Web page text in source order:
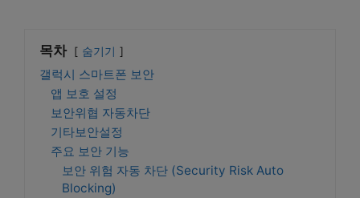
목차 숨기기
갤럭시 스마트폰 보안
앱 보호 설정
보안위협 자동차단
기타보안설정
주요 보안 기능
보안 위험 자동 차단 (Security Risk Auto
Blocking)